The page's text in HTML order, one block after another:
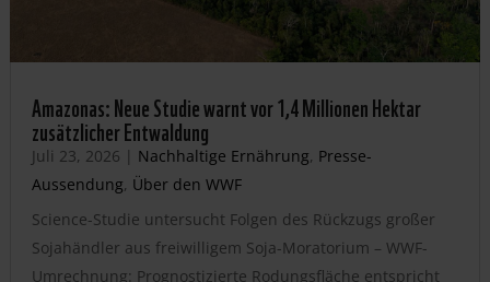
Amazonas: Neue Studie warnt vor 1,4 Millionen Hektar
zusätzlicher Entwaldung
Juli 23, 2026 | Nachhaltige Ernährung, Presse-
Aussendung, Über den WWF
Science-Studie untersucht Folgen des Rückzugs großer
Sojahändler aus freiwilligem Soja-Moratorium – WWF-
Umrechnung: Prognostizierte Rodungsfläche entspricht